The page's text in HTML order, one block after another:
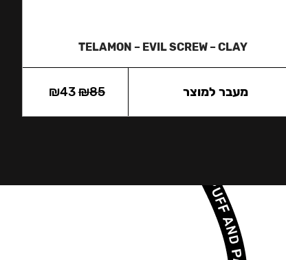
TELAMON – EVIL SCREW – CLAY
₪85
₪43 מעבר למוצר